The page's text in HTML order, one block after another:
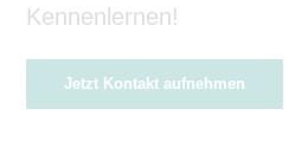
Kennenlernen!
Jetzt Kontakt aufnehmen